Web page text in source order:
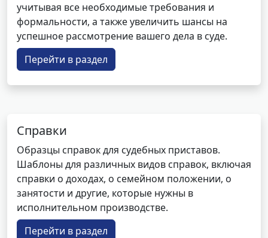
учитывая все необходимые требования и
формальности, а также увеличить шансы на
успешное рассмотрение вашего дела в суде.
Перейти в раздел
Справки
Образцы справок для судебных приставов.
Шаблоны для различных видов справок, включая
справки о доходах, о семейном положении, о
занятости и другие, которые нужны в
исполнительном производстве.
Перейти в раздел